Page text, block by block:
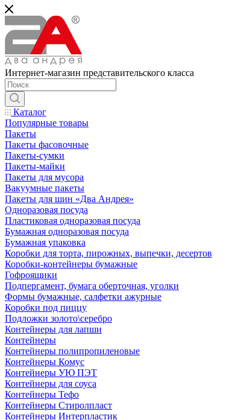
Интернет-магазин представительского класса
Каталог
Популярные товары
Пакеты
Пакеты фасовочные
Пакеты-сумки
Пакеты-майки
Пакеты для мусора
Вакуумные пакеты
Пакеты для шин «Два Андрея»
Одноразовая посуда
Пластиковая одноразовая посуда
Бумажная одноразовая посуда
Бумажная упаковка
Коробки для торта, пирожных, выпечки, десертов
Коробки-контейнеры бумажные
Гофроящики
Подпергамент, бумага оберточная, уголки
Формы бумажные, салфетки ажурные
Коробки под пиццу
Подложки золото\серебро
Контейнеры для лапши
Контейнеры
Контейнеры полипропиленовые
Контейнеры Комус
Контейнеры УЮ ПЭТ
Контейнеры для соуса
Контейнеры Тефо
Контейнеры Стиролпласт
Контейнеры Интерпластик